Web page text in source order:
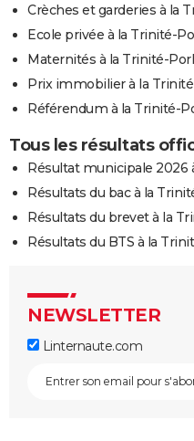
Crèches et garderies à la
Ecole privée à la Trinité-
Maternités à la Trinité-
Prix immobilier à la
Référendum à la Trinité-
Tous les résultats
Résultat municipale 2026
Résultats du bac à la
Résultats du brevet à la
Résultats du BTS à la
NEWSLETTER
Linternaute.com